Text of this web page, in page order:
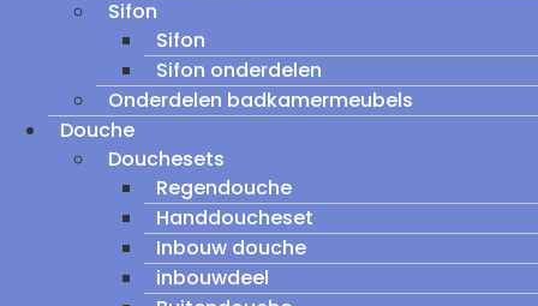
Sifon
Sifon
Sifon onderdelen
Onderdelen badkamermeubels
Douche
Douchesets
Regendouche
Handdoucheset
Inbouw douche
inbouwdeel